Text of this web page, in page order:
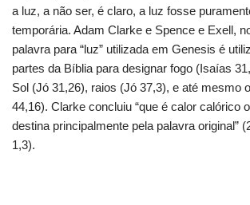
a luz, a não ser, é claro, a luz fosse
temporária. Adam Clarke e Spence e Exell,
palavra para “luz” utilizada em Genesis é
partes da Bíblia para designar fogo (Isaías
Sol (Jó 31,26), raios (Jó 37,3), e até mesmo
44,16). Clarke concluiu “que é calor calórico
destina principalmente pela palavra original”
1,3).